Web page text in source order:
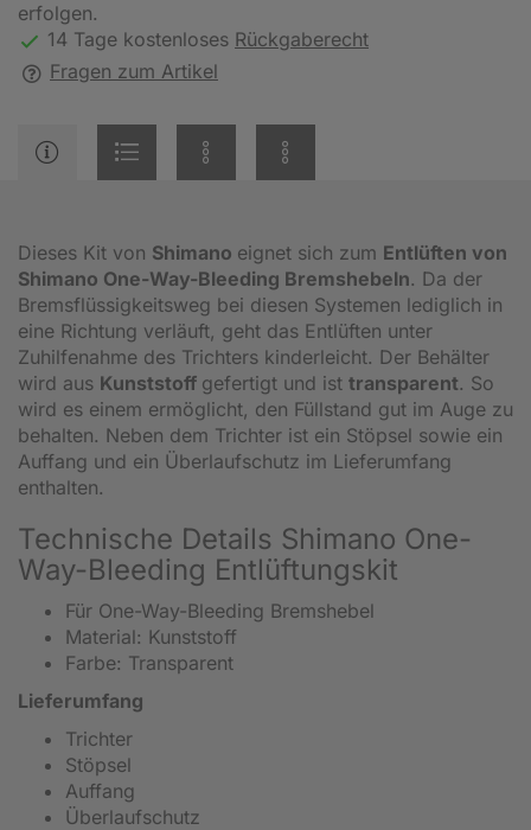
erfolgen.
14 Tage kostenloses Rückgaberecht
Fragen zum Artikel
Dieses Kit von Shimano eignet sich zum Entlüften von
Shimano One-Way-Bleeding Bremshebeln. Da der
Bremsflüssigkeitsweg bei diesen Systemen lediglich in
eine Richtung verläuft, geht das Entlüften unter
Zuhilfenahme des Trichters kinderleicht. Der Behälter
wird aus Kunststoff gefertigt und ist transparent. So
wird es einem ermöglicht, den Füllstand gut im Auge zu
behalten. Neben dem Trichter ist ein Stöpsel sowie ein
Auffang und ein Überlaufschutz im Lieferumfang
enthalten.
Technische Details Shimano One-
Way-Bleeding Entlüftungskit
Für One-Way-Bleeding Bremshebel
Material: Kunststoff
Farbe: Transparent
Lieferumfang
Trichter
Stöpsel
Auffang
Überlaufschutz